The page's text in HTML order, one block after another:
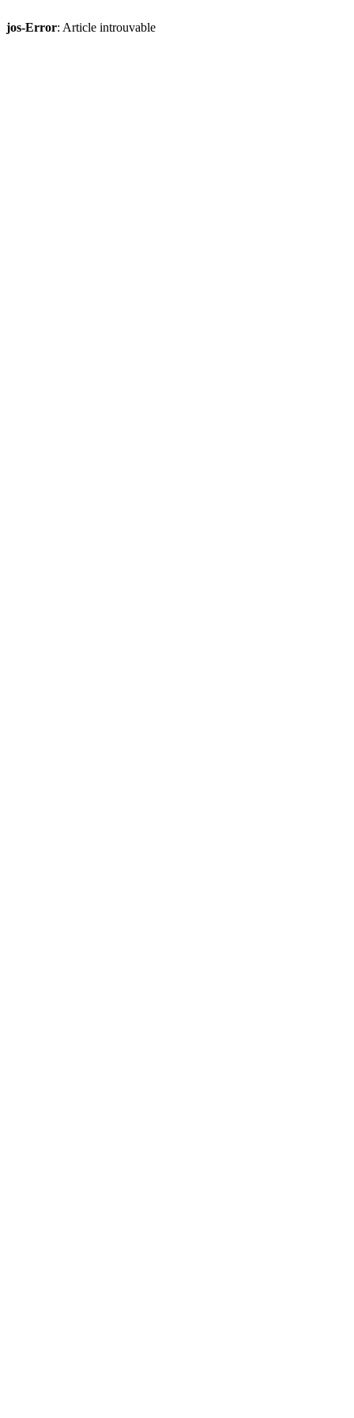
jos-Error: Article introuvable